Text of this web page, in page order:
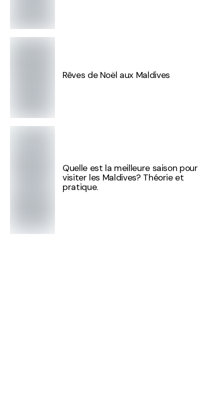
Rêves de Noël aux Maldives
Quelle est la meilleure saison pour
visiter les Maldives? Théorie et
pratique.